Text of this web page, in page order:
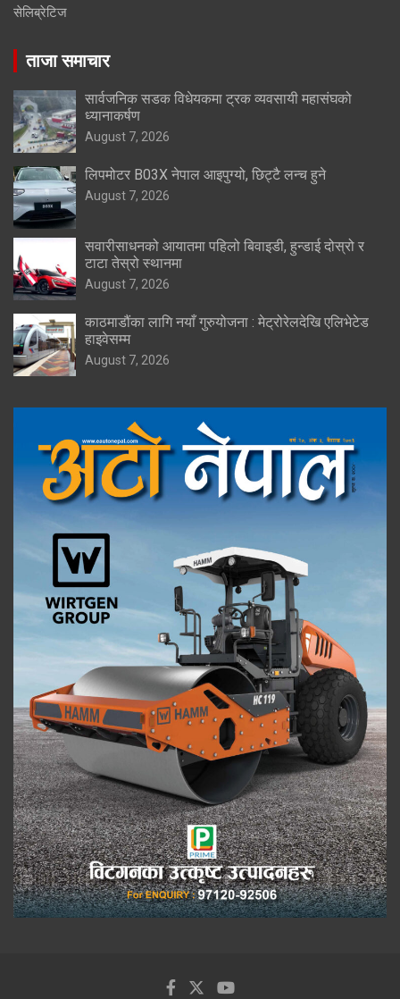
सेलिब्रेटिज
ताजा समाचार
सार्वजनिक सडक विधेयकमा ट्रक व्यवसायी महासंघको
ध्यानाकर्षण
August 7, 2026
लिपमोटर B03X नेपाल आइपुग्यो, छिट्टै लन्च हुने
August 7, 2026
सवारीसाधनको आयातमा पहिलो बिवाइडी, हुन्डाई दोस्रो र
टाटा तेस्रो स्थानमा
August 7, 2026
काठमाडौंका लागि नयाँ गुरुयोजना : मेट्रोरेलदेखि एलिभेटेड
हाइवेसम्म
August 7, 2026